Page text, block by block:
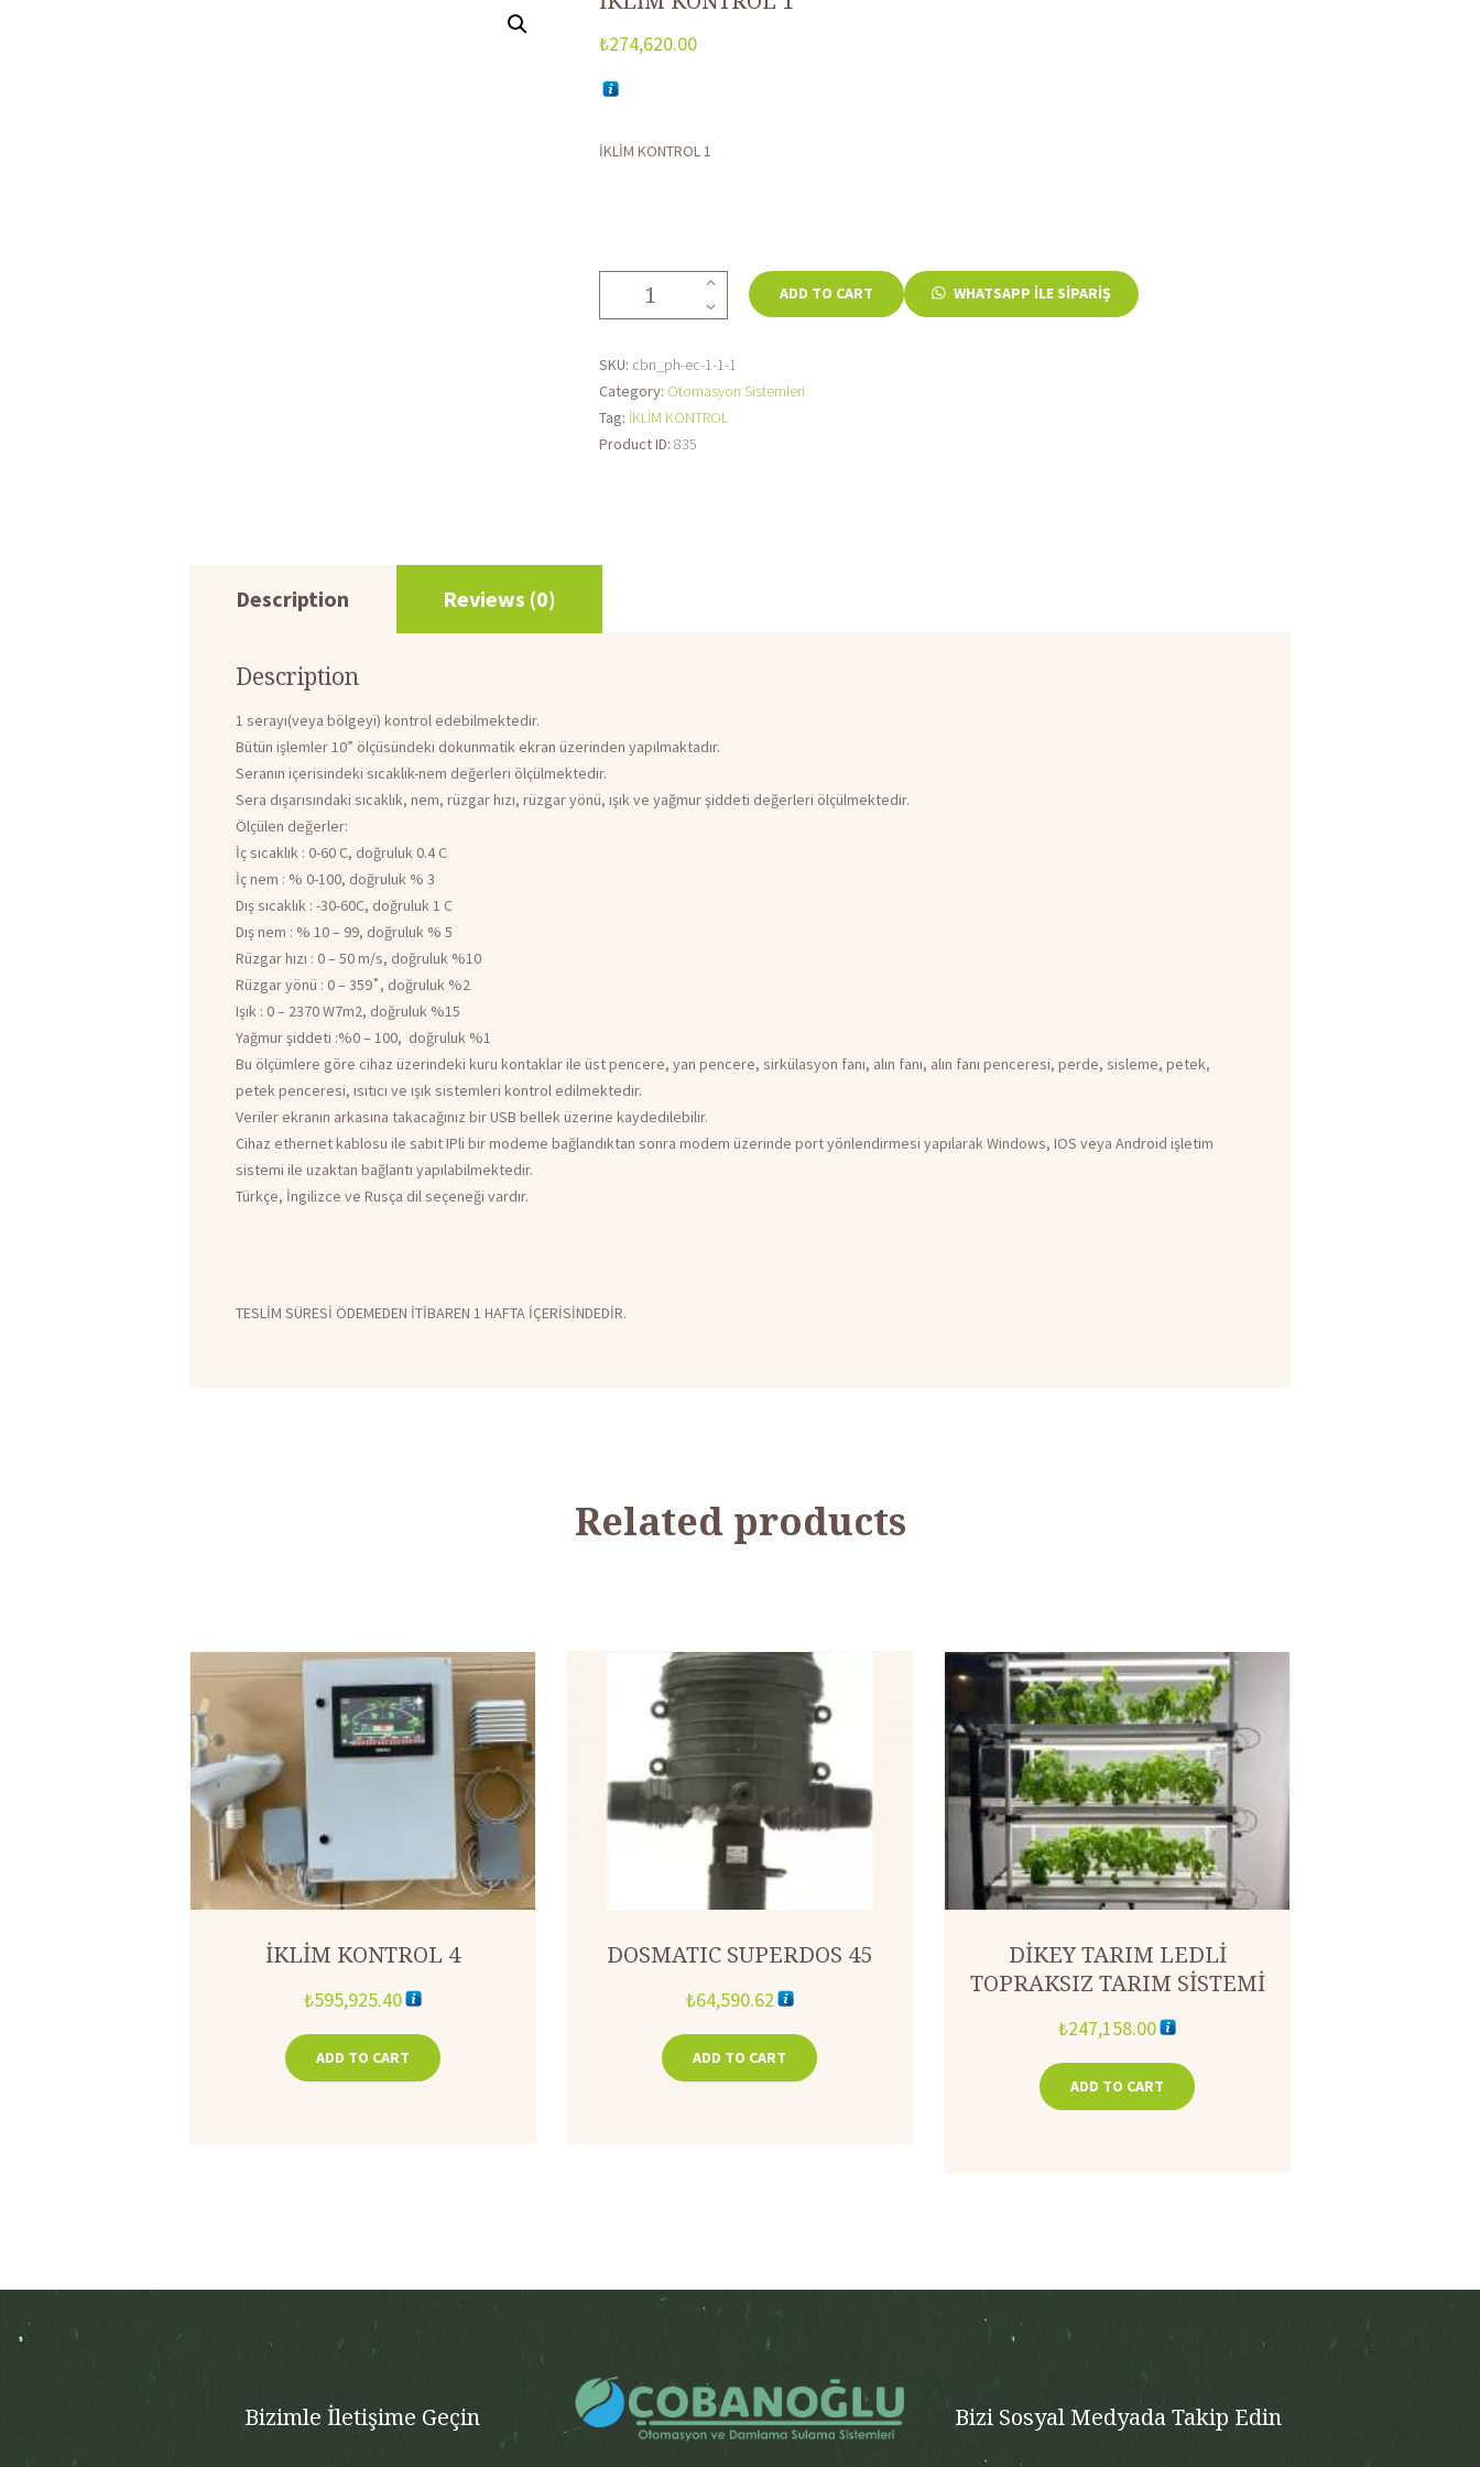
₺274,620.00
İKLİM KONTROL 1
quantity
ADD TO CART WHATSAPP ILE SIPARIŞ
SKU: cbn_ph-ec-1-1-1
Category: Otomasyon Sistemleri
Tag: İKLİM KONTROL
Product ID: 835
Description Reviews (0)
Description
1 serayı(veya bölgeyi) kontrol edebilmektedir.
Bütün işlemler 10” ölçüsündeki dokunmatik ekran üzerinden yapılmaktadır.
Seranın içerisindeki sıcaklık-nem değerleri ölçülmektedir.
Sera dışarısındaki sıcaklık, nem, rüzgar hızı, rüzgar yönü, ışık ve yağmur şiddeti değerleri ölçülmektedir.
Ölçülen değerler:
İç sıcaklık : 0-60 C, doğruluk 0.4 C
İç nem : % 0-100, doğruluk % 3
Dış sıcaklık : -30-60C, doğruluk 1 C
Dış nem : % 10 – 99, doğruluk % 5
Rüzgar hızı : 0 – 50 m/s, doğruluk %10
Rüzgar yönü : 0 – 359˚, doğruluk %2
Işık : 0 – 2370 W7m2, doğruluk %15
Yağmur şiddeti :%0 – 100, doğruluk %1
Bu ölçümlere göre cihaz üzerindeki kuru kontaklar ile üst pencere, yan pencere, sirkülasyon fanı, alın fanı, alın fanı penceresi, perde, sisleme, petek,
petek penceresi, ısıtıcı ve ışık sistemleri kontrol edilmektedir.
Veriler ekranın arkasına takacağınız bir USB bellek üzerine kaydedilebilir.
Cihaz ethernet kablosu ile sabit IPli bir modeme bağlandıktan sonra modem üzerinde port yönlendirmesi yapılarak Windows, IOS veya Android işletim
sistemi ile uzaktan bağlantı yapılabilmektedir.
Türkçe, İngilizce ve Rusça dil seçeneği vardır.
TESLİM SÜRESİ ÖDEMEDEN İTİBAREN 1 HAFTA İÇERİSİNDEDİR.
Related products
İKLİM KONTROL 4
₺595,925.40
ADD TO CART
DOSMATIC SUPERDOS 45
₺64,590.62
ADD TO CART
DİKEY TARIM LEDLİ
TOPRAKSIZ TARIM SİSTEMİ
₺247,158.00
ADD TO CART
Bizimle İletişime Geçin Bizi Sosyal Medyada Takip Edin